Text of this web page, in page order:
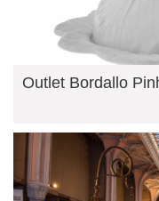
Outlet Bordallo